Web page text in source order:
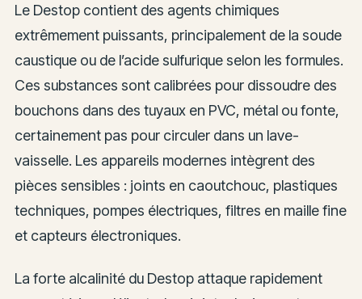
Le Destop contient des agents chimiques
extrêmement puissants, principalement de la soude
caustique ou de l’acide sulfurique selon les formules.
Ces substances sont calibrées pour dissoudre des
bouchons dans des tuyaux en PVC, métal ou fonte,
certainement pas pour circuler dans un lave-
vaisselle. Les appareils modernes intègrent des
pièces sensibles : joints en caoutchouc, plastiques
techniques, pompes électriques, filtres en maille fine
et capteurs électroniques.
La forte alcalinité du Destop attaque rapidement